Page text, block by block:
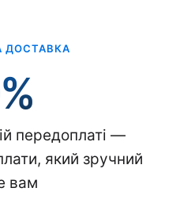
ДОСТАВКА
передоплаті —
який зручний
вам